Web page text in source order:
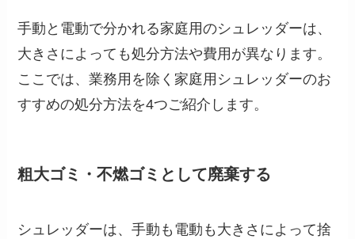
手動と電動で分かれる家庭用のシュレッダーは、
大きさによっても処分方法や費用が異なります。
ここでは、業務用を除く家庭用シュレッダーのお
すすめの処分方法を4つご紹介します。
粗大ゴミ・不燃ゴミとして廃棄する
シュレッダーは、手動も電動も大きさによって捨